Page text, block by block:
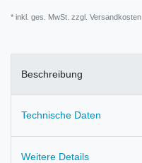
* inkl. ges. MwSt. zzgl. Versandkosten
Beschreibung
Technische Daten
Weitere Details